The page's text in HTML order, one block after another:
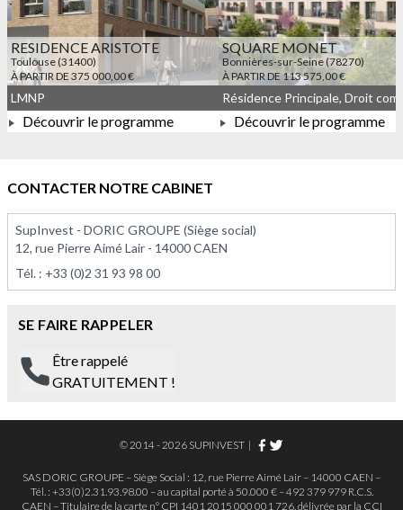
RESIDENCE ARISTOTE
Toulouse (31400)
À PARTIR DE 375 000,00 €
À PARTIR DE 375 000,00 €
LMNP
Découvrir le programme
SQUARE MONET
Bonnières-sur-Seine (78270)
À PARTIR DE 113 575,00 €
Découvrir le programme
CONTACTER NOTRE CABINET
SupInvest - DORIC GROUPE (Siège social)
12, rue Pierre Aimé Lair - 14000 CAEN
Tél. : +33 (0)2 31 93 98 00
SE FAIRE RAPPELER
Être rappelé
GRATUITEMENT !
© 2014 - 2026 SUPINVEST |
SAS DORIC GROUPE – Siège Social : 12, rue Pierre Aimé Lair – 14000 CAEN –
Tél. : +33(0)2.31.93.98.00 – au capital porté à 50.000 € – 492 379 979 R.C.S.
CAEN – Titulaire de la carte n° CPI 1401 2015 000 001 726, délivrée par la CCI